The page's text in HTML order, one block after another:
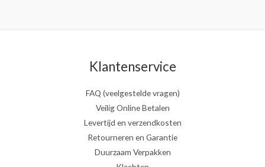
Klantenservice
FAQ (veelgestelde vragen)
Veilig Online Betalen
Levertijd en verzendkosten
Retourneren en Garantie
Duurzaam Verpakken